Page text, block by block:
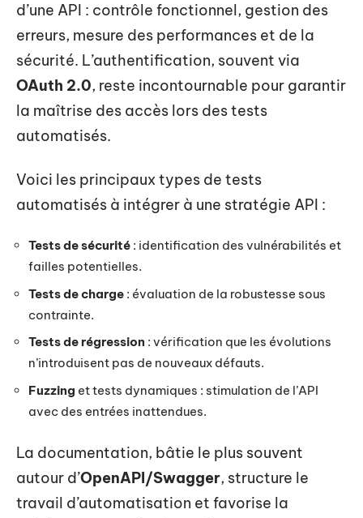
d’une API : contrôle fonctionnel, gestion des
erreurs, mesure des performances et de la
sécurité. L’authentification, souvent via
OAuth 2.0, reste incontournable pour garantir
la maîtrise des accès lors des tests
automatisés.
Voici les principaux types de tests
automatisés à intégrer à une stratégie API :
Tests de sécurité : identification des vulnérabilités et
failles potentielles.
Tests de charge : évaluation de la robustesse sous
contrainte.
Tests de régression : vérification que les évolutions
n’introduisent pas de nouveaux défauts.
Fuzzing et tests dynamiques : stimulation de l’API
avec des entrées inattendues.
La documentation, bâtie le plus souvent
autour d’OpenAPI/Swagger, structure le
travail d’automatisation et favorise la